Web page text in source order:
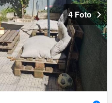
4 Foto